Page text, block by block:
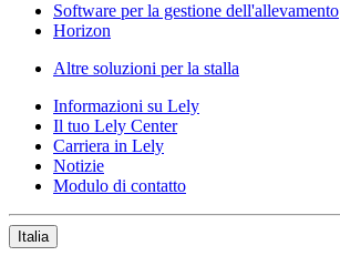
Software per la gestione dell'allevamento
Horizon
Altre soluzioni per la stalla
Informazioni su Lely
Il tuo Lely Center
Carriera in Lely
Notizie
Modulo di contatto
Italia